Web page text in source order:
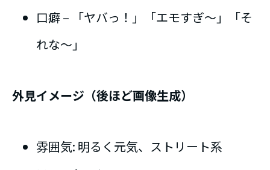
口癖 – 「ヤバっ！」「エモすぎ〜」「そ
れな〜」
外見イメージ（後ほど画像生成）
雰囲気: 明るく元気、ストリート系